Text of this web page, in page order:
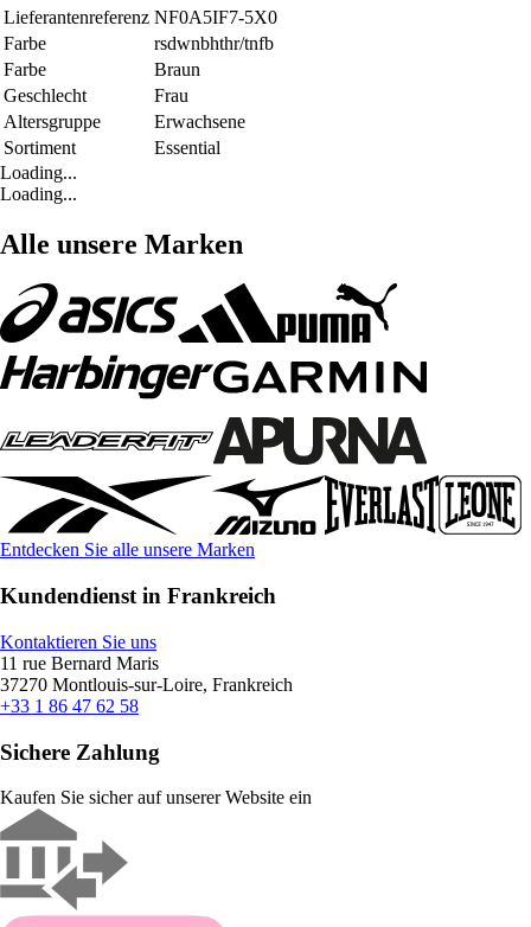
Lieferantenreferenz NF0A5IF7-5X0
Farbe
rsdwnbhthr/tnfb
Farbe
Braun
Geschlecht
Frau
Altersgruppe
Erwachsene
Sortiment
Essential
Loading...
Loading...
Alle unsere Marken
Entdecken Sie alle unsere Marken
Kundendienst in Frankreich
Kontaktieren Sie uns
11 rue Bernard Maris
37270 Montlouis-sur-Loire, Frankreich
+33 1 86 47 62 58
Sichere Zahlung
Kaufen Sie sicher auf unserer Website ein